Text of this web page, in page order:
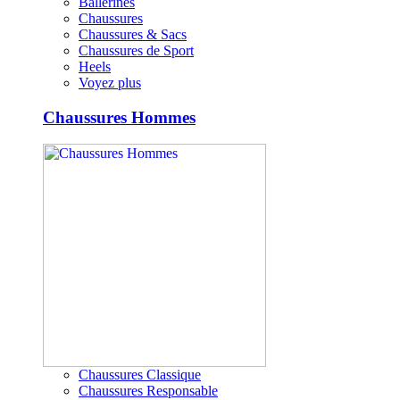
Chaussures
Chaussures & Sacs
Chaussures de Sport
Heels
Voyez plus
Chaussures Hommes
Chaussures Classique
Chaussures Responsable